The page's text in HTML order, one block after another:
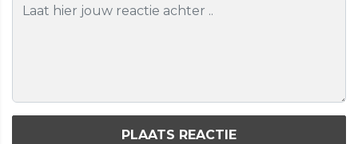
PLAATS REACTIE